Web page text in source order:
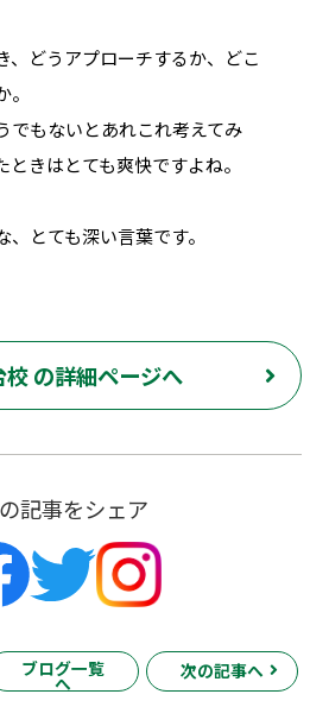
、どうアプローチするか、どこ
でもないとあれこれ考えてみ
きはとても爽快ですよね。
とても深い言葉です。
校 の詳細ページへ
記事をシェア
ブログ一覧
へ
次の記事へ